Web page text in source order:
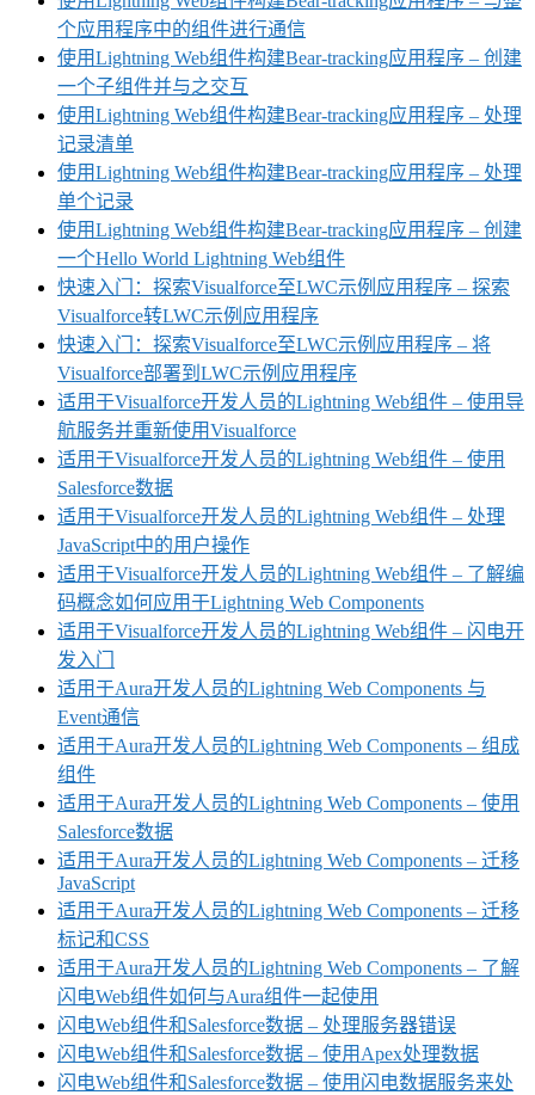
个应用程序中的组件进行通信
使用Lightning Web组件构建Bear-tracking应用程序 – 创建
一个子组件并与之交互
使用Lightning Web组件构建Bear-tracking应用程序 – 处理
记录清单
使用Lightning Web组件构建Bear-tracking应用程序 – 处理
单个记录
使用Lightning Web组件构建Bear-tracking应用程序 – 创建
一个Hello World Lightning Web组件
快速入门：探索Visualforce至LWC示例应用程序 – 探索
Visualforce转LWC示例应用程序
快速入门：探索Visualforce至LWC示例应用程序 – 将
Visualforce部署到LWC示例应用程序
适用于Visualforce开发人员的Lightning Web组件 – 使用导
航服务并重新使用Visualforce
适用于Visualforce开发人员的Lightning Web组件 – 使用
Salesforce数据
适用于Visualforce开发人员的Lightning Web组件 – 处理
JavaScript中的用户操作
适用于Visualforce开发人员的Lightning Web组件 – 了解编
码概念如何应用于Lightning Web Components
适用于Visualforce开发人员的Lightning Web组件 – 闪电开
发入门
适用于Aura开发人员的Lightning Web Components 与
Event通信
适用于Aura开发人员的Lightning Web Components – 组成
组件
适用于Aura开发人员的Lightning Web Components – 使用
Salesforce数据
适用于Aura开发人员的Lightning Web Components – 迁移
JavaScript
适用于Aura开发人员的Lightning Web Components – 迁移
标记和CSS
适用于Aura开发人员的Lightning Web Components – 了解
闪电Web组件如何与Aura组件一起使用
闪电Web组件和Salesforce数据 – 处理服务器错误
闪电Web组件和Salesforce数据 – 使用Apex处理数据
闪电Web组件和Salesforce数据 – 使用闪电数据服务来处